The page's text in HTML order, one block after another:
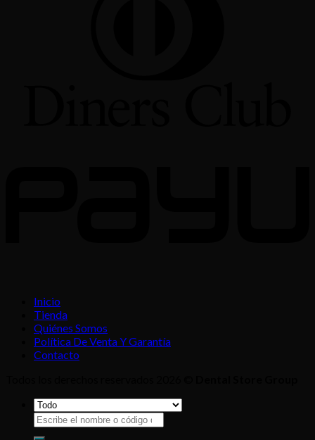
Inicio
Tienda
Quiénes Somos
Política De Venta Y Garantía
Contacto
Buscar
por: